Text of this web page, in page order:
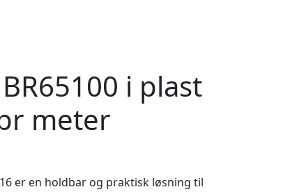
i plast
meter
er en holdbar og praktisk løsning til